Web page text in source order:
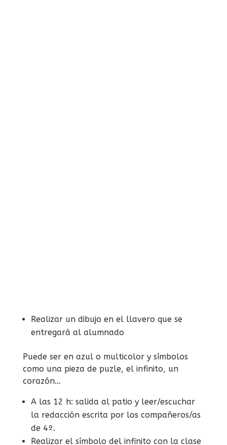
Realizar un dibujo en el llavero que se
entregará al alumnado
Puede ser en azul o multicolor y símbolos
como una pieza de puzle, el infinito, un
corazón…
A las 12 h: salida al patio y leer/escuchar
la redacción escrita por los compañeros/as
de 4º.
Realizar el símbolo del infinito con la clase